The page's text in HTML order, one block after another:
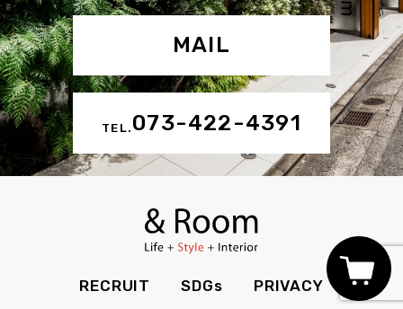
MAIL
TEL.073-422-4391
RECRUIT SDGs PRIVACY